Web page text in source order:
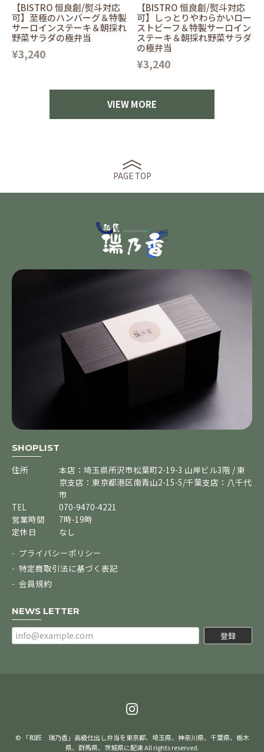
【BISTRO 恒良創/熨斗対応
可】至極のハンバーグ＆特製
サーロインステーキ＆朝採れ
野菜サラダの極弁当
¥3,240
【BISTRO 恒良創/熨斗対応
可】しっとりやわらかいロー
ストビーフ＆特製サーロイン
ステーキ＆朝採れ野菜サラダ
の極弁当
¥3,240
VIEW MORE
PAGE TOP
SHOPLIST
住所
本店：埼玉県所沢市松葉町2-19-3 山岸ビル3階 / 東
京支店：東京都港区南青山2-15-5/千葉支店：八千代
市
TEL
070-9470-4221
営業時間
7時-19時
定休日
なし
プライバシーポリシー
特定商取引法に基づく表記
会員規約
NEWS LETTER
登録
© 「和匠 瑞乃香」高級仕出し弁当を東京都、埼玉県、神奈川県、千葉県、栃木
県、群馬県、茨城県に配達 All rights reserved.